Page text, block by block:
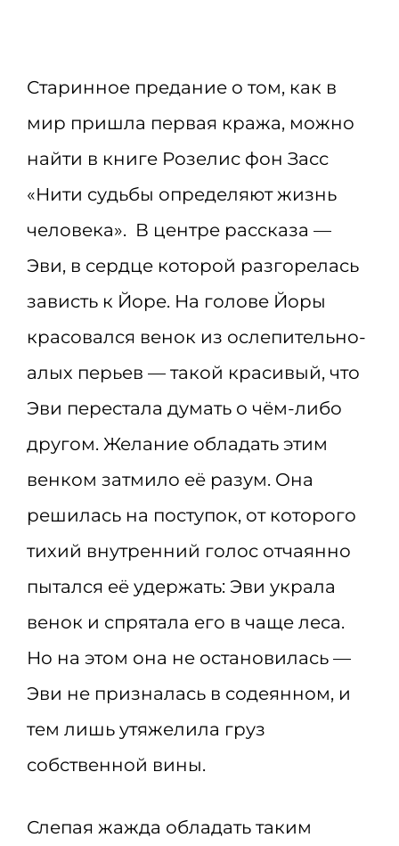
Старинное предание о том, как в
мир пришла первая кража, можно
найти в книге Розелис фон Засс
«Нити судьбы определяют жизнь
человека». В центре рассказа —
Эви, в сердце которой разгорелась
зависть к Йоре. На голове Йоры
красовался венок из ослепительно-
алых перьев — такой красивый, что
Эви перестала думать о чём-либо
другом. Желание обладать этим
венком затмило её разум. Она
решилась на поступок, от которого
тихий внутренний голос отчаянно
пытался её удержать: Эви украла
венок и спрятала его в чаще леса.
Но на этом она не остановилась —
Эви не призналась в содеянном, и
тем лишь утяжелила груз
собственной вины.
Слепая жажда обладать таким